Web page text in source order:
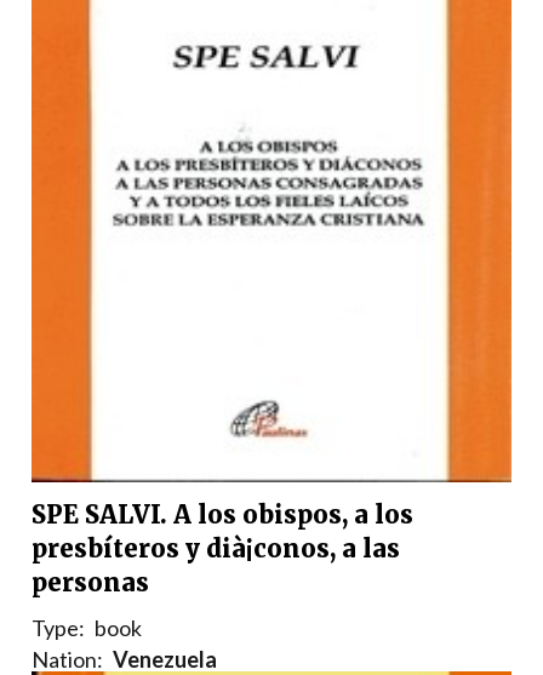
SPE SALVI. A los obispos, a los
presbíteros y dià¡conos, a las
personas
Type: book
Nation: Venezuela